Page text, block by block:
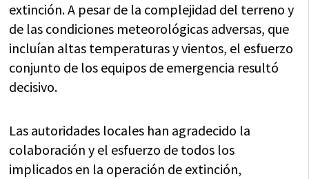
extinción. A pesar de la complejidad del terreno y
de las condiciones meteorológicas adversas, que
incluían altas temperaturas y vientos, el esfuerzo
conjunto de los equipos de emergencia resultó
decisivo.
Las autoridades locales han agradecido la
colaboración y el esfuerzo de todos los
implicados en la operación de extinción,